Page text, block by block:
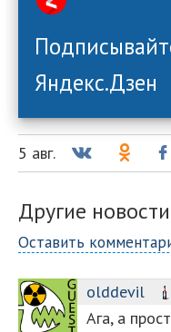
Яндекс.Дзен
5 авг.
Другие новости
Оставить
olddevil
Ага, а